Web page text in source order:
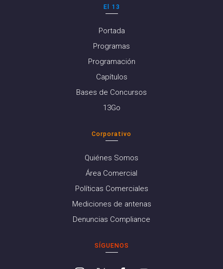
El 13
Portada
Programas
Programación
Capítulos
Bases de Concursos
13Go
Corporativo
Quiénes Somos
Área Comercial
Políticas Comerciales
Mediciones de antenas
Denuncias Compliance
SÍGUENOS